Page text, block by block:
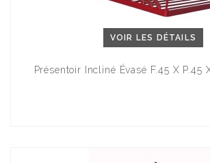
VOIR LES DÉTAILS
Présentoir Incliné Évasé F.45 X P.45